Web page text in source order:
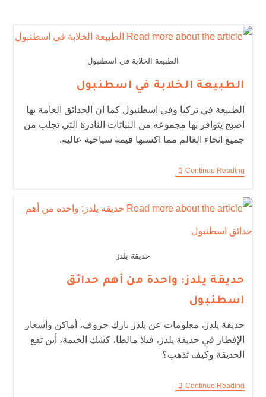
الطبيعة الخلابة في اسطنبول
الطبيعة الخلابة في اسطنبول
الطبيعة في تركيا وفي اسطنبول كما ان الحدائق العامة بها
اصبح يتوافر بها مجموعه من النباتات النادرة التي تجلب من
جميع انحاء العالم مما اكسبها قيمة سياحية عالية.
Continue Reading
حديقة يلدز
حديقة يلدز: واحدة من أهم حدائق
اسطنبول
حديقة يلدز، معلومات عن يلدز بارك جروف، أماكن وأسعار
الإفطار في حديقة يلدز، فيلا مالطا، كشك الخيمة، أين تقع
الحديقة وكيف تذهب؟
Continue Reading